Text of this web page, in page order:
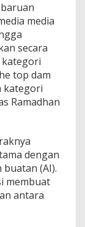
media
secara
kategori
top dam
kategori
Ramadhan
dengan
(AI).
membuat
antara